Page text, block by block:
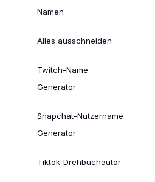
Namen
Alles ausschneiden
Twitch-Name
Generator
Snapchat-Nutzername
Generator
Tiktok-Drehbuchautor